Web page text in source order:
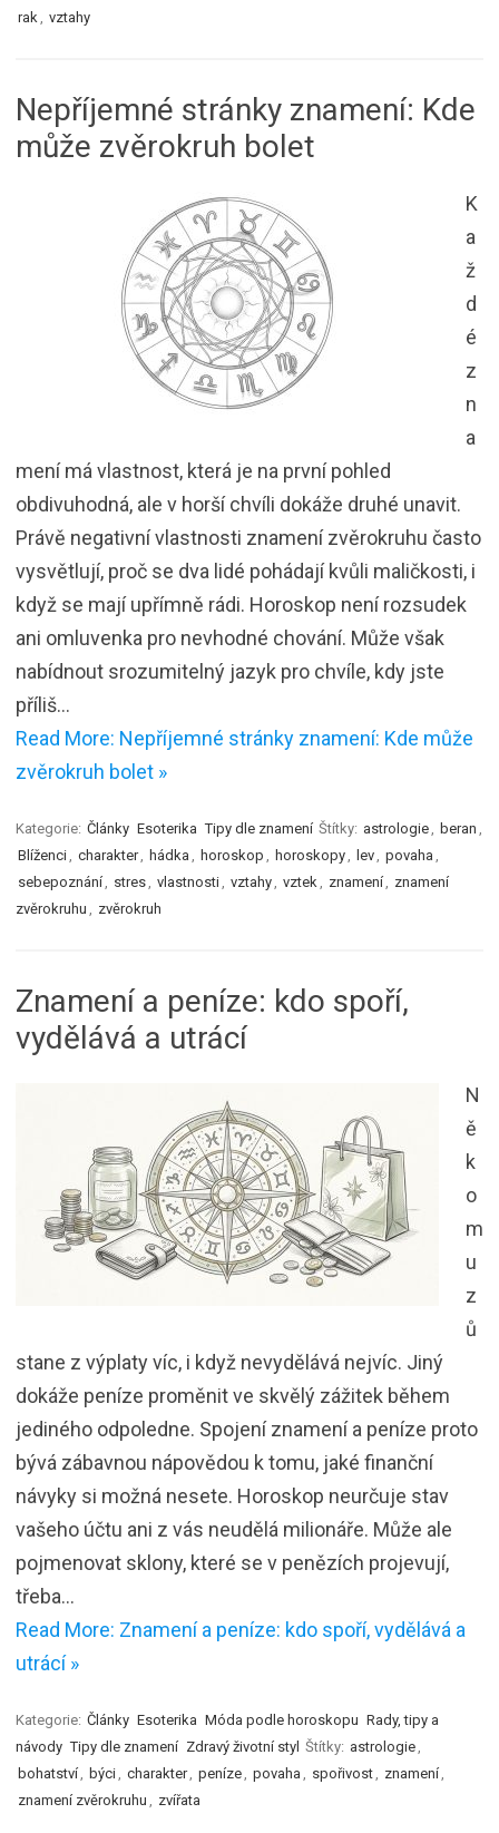
rak vztahy
Nepříjemné stránky znamení: Kde
může zvěrokruh bolet
K
a
ž
d
é
z
n
a
mení má vlastnost, která je na první pohled
obdivuhodná, ale v horší chvíli dokáže druhé unavit.
Právě negativní vlastnosti znamení zvěrokruhu často
vysvětlují, proč se dva lidé pohádají kvůli maličkosti, i
když se mají upřímně rádi. Horoskop není rozsudek
ani omluvenka pro nevhodné chování. Může však
nabídnout srozumitelný jazyk pro chvíle, kdy jste
příliš…
Read More: Nepříjemné stránky znamení: Kde může
zvěrokruh bolet »
Kategorie: Články Esoterika Tipy dle znamení Štítky: astrologie beran
Blíženci
charakter hádka horoskop horoskopy lev povaha
sebepoznání
stres vlastnosti vztahy vztek znamení
znamení
zvěrokruhu
zvěrokruh
Znamení a peníze: kdo spoří,
vydělává a utrácí
N
ě
k
o
m
u
z
ů
stane z výplaty víc, i když nevydělává nejvíc. Jiný
dokáže peníze proměnit ve skvělý zážitek během
jediného odpoledne. Spojení znamení a peníze proto
bývá zábavnou nápovědou k tomu, jaké finanční
návyky si možná nesete. Horoskop neurčuje stav
vašeho účtu ani z vás neudělá milionáře. Může ale
pojmenovat sklony, které se v penězích projevují,
třeba…
Read More: Znamení a peníze: kdo spoří, vydělává a
utrácí »
Kategorie: Články Esoterika Móda podle horoskopu Rady, tipy a
návody Tipy dle znamení Zdravý životní styl Štítky: astrologie
bohatství
býci charakter peníze povaha spořivost znamení
znamení zvěrokruhu
zvířata